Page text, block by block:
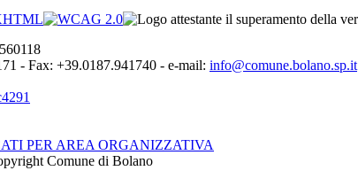
- Fax: +39.0187.941740 - e-mail: info@comune.bolano.sp.it
PER AREA ORGANIZZATIVA
Comune di Bolano